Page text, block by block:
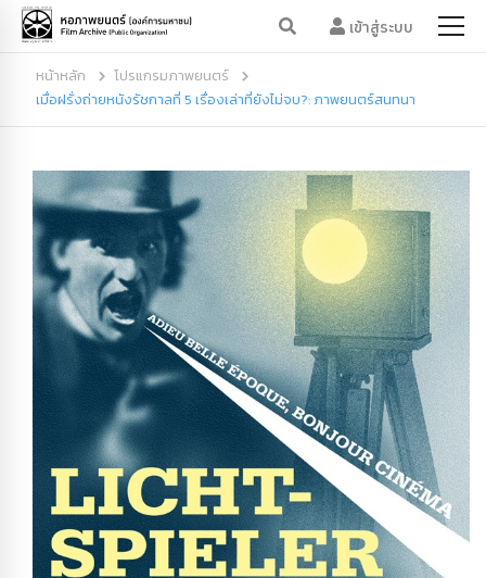
เข้าสู่ระบบ
หน้าหลัก
โปรแกรมภาพยนตร์
เมื่อฝรั่งถ่ายหนังรัชกาลที่ 5 เรื่องเล่าที่ยังไม่จบ?: ภาพยนตร์สนทนา